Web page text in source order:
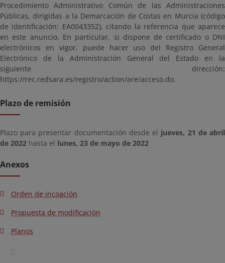
Procedimiento Administrativo Común de las Administraciones
Públicas, dirigidas a la Demarcación de Costas en Murcia (código
de identificación: EA0043352), citando la referencia que aparece
en este anuncio. En particular, si dispone de certificado o DNI
electrónicos en vigor, puede hacer uso del Registro General
Electrónico de la Administración General del Estado en la
siguiente dirección:
https://rec.redsara.es/registro/action/are/acceso.do.
Plazo de remisión
Plazo para presentar documentación desde el jueves, 21 de abril
de 2022 hasta el lunes, 23 de mayo de 2022
Anexos
Orden de incoación
Propuesta de modificación
Planos